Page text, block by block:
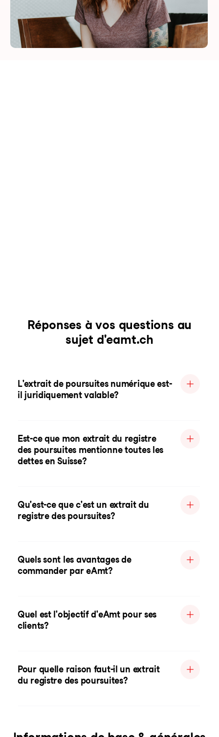
Réponses à vos questions au
sujet d'eamt.ch
L'extrait de poursuites numérique est-
il juridiquement valable?
Est-ce que mon extrait du registre
des poursuites mentionne toutes les
dettes en Suisse?
Qu'est-ce que c'est un extrait du
registre des poursuites?
Quels sont les avantages de
commander par eAmt?
Quel est l'objectif d'eAmt pour ses
clients?
Pour quelle raison faut-il un extrait
du registre des poursuites?